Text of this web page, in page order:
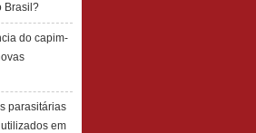
Brasil?
do capim-
parasitárias
em